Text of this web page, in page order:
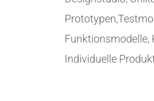
Funktionsmodelle,
Individuelle